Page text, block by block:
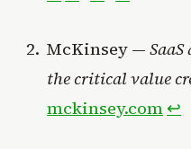
McKinsey —
the critical value
mckinsey.com ↩